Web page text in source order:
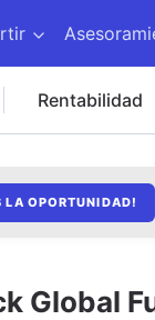
Rentabilidad
LA OPORTUNIDAD!
Global